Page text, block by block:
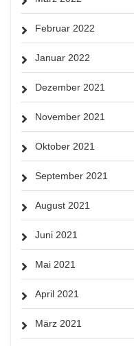
Februar 2022
Januar 2022
Dezember 2021
November 2021
Oktober 2021
September 2021
August 2021
Juni 2021
Mai 2021
April 2021
März 2021